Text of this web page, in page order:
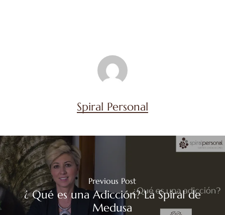
Spiral Personal
Previous Post
¿ Qué es una Adicción? La Spiral de
Medusa